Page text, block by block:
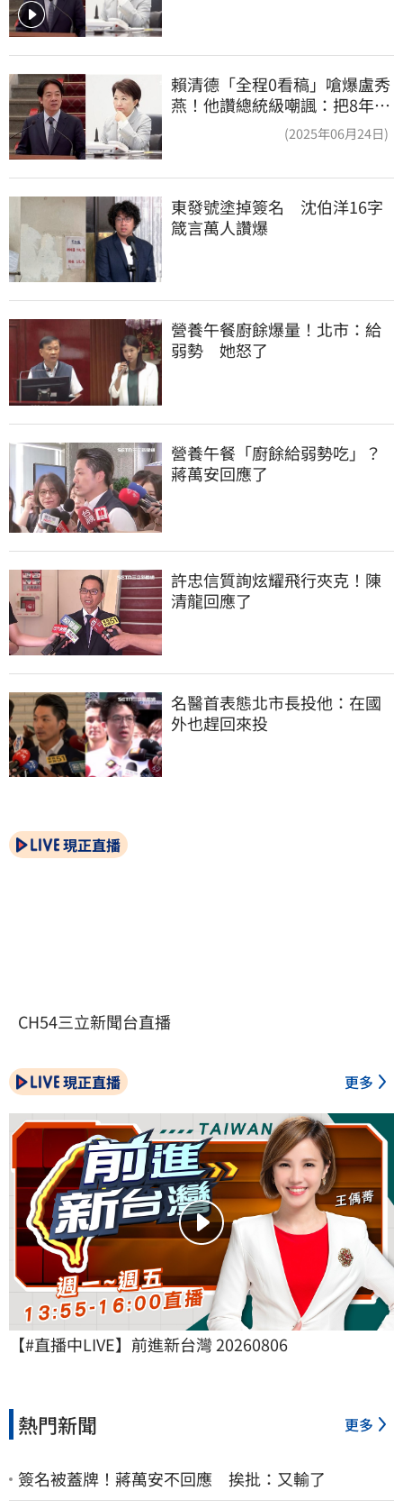
賴清德「全程0看稿」嗆爆盧秀
燕！他讚總統級嘲諷：把8年總
(2025年06月24日)
東發號塗掉簽名　沈伯洋16字
箴言萬人讚爆
營養午餐廚餘爆量！北市：給
弱勢　她怒了
營養午餐「廚餘給弱勢吃」？
蔣萬安回應了
許忠信質詢炫耀飛行夾克！陳
清龍回應了
名醫首表態北市長投他：在國
外也趕回來投
現正直播
CH54三立新聞台直播
現正直播 更多
【#直播中LIVE】前進新台灣 20260806
熱門新聞 更多
簽名被蓋牌！蔣萬安不回應 挨批：又輸了